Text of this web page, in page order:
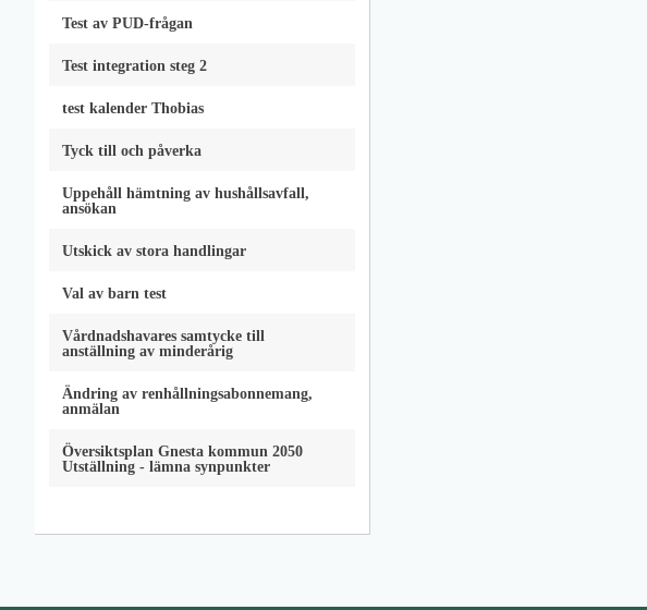
Test av PUD-frågan
Test integration steg 2
test kalender Thobias
Tyck till och påverka
Uppehåll hämtning av hushållsavfall,
ansökan
Utskick av stora handlingar
Val av barn test
Vårdnadshavares samtycke till
anställning av minderårig
Ändring av renhållningsabonnemang,
anmälan
Översiktsplan Gnesta kommun 2050
Utställning - lämna synpunkter